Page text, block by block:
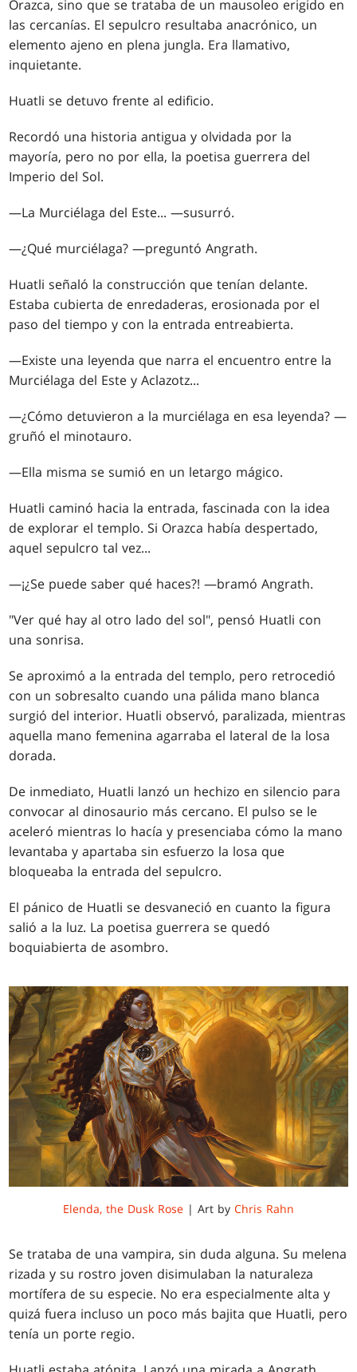
Orazca, sino que se trataba de un mausoleo erigido en
las cercanías. El sepulcro resultaba anacrónico, un
elemento ajeno en plena jungla. Era llamativo,
inquietante.
Huatli se detuvo frente al edificio.
Recordó una historia antigua y olvidada por la
mayoría, pero no por ella, la poetisa guerrera del
Imperio del Sol.
—La Murciélaga del Este... —susurró.
—¿Qué murciélaga? —preguntó Angrath.
Huatli señaló la construcción que tenían delante.
Estaba cubierta de enredaderas, erosionada por el
paso del tiempo y con la entrada entreabierta.
—Existe una leyenda que narra el encuentro entre la
Murciélaga del Este y Aclazotz...
—¿Cómo detuvieron a la murciélaga en esa leyenda? —
gruñó el minotauro.
—Ella misma se sumió en un letargo mágico.
Huatli caminó hacia la entrada, fascinada con la idea
de explorar el templo. Si Orazca había despertado,
aquel sepulcro tal vez...
—¡¿Se puede saber qué haces?! —bramó Angrath.
"Ver qué hay al otro lado del sol", pensó Huatli con
una sonrisa.
Se aproximó a la entrada del templo, pero retrocedió
con un sobresalto cuando una pálida mano blanca
surgió del interior. Huatli observó, paralizada, mientras
aquella mano femenina agarraba el lateral de la losa
dorada.
De inmediato, Huatli lanzó un hechizo en silencio para
convocar al dinosaurio más cercano. El pulso se le
aceleró mientras lo hacía y presenciaba cómo la mano
levantaba y apartaba sin esfuerzo la losa que
bloqueaba la entrada del sepulcro.
El pánico de Huatli se desvaneció en cuanto la figura
salió a la luz. La poetisa guerrera se quedó
boquiabierta de asombro.
Elenda, the Dusk Rose | Art by Chris Rahn
Se trataba de una vampira, sin duda alguna. Su melena
rizada y su rostro joven disimulaban la naturaleza
mortífera de su especie. No era especialmente alta y
quizá fuera incluso un poco más bajita que Huatli, pero
tenía un porte regio.